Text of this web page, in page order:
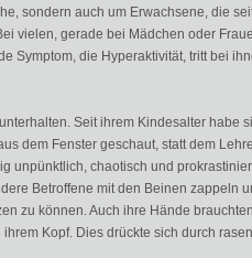
sondern auch um Erwachsene, die
vielen, gerade bei Mädchen oder
Symptom, die Hyperaktivität, tritt bei
Seit ihrem Kindesalter habe
dem Fenster geschaut, statt dem
unpünktlich, chaotisch und
Betroffene mit den Beinen zappeln
zu können. Auch ihre Hände
Kopf. Dies drückte sich durch